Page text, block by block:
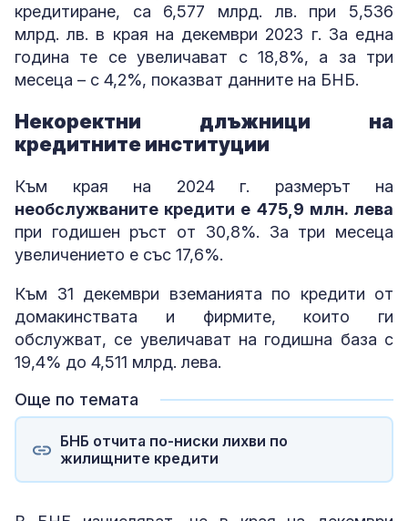
кредитиране, са 6,577 млрд. лв. при 5,536
млрд. лв. в края на декември 2023 г. За една
година те се увеличават с 18,8%, а за три
месеца – с 4,2%, показват данните на БНБ.
Некоректни длъжници на
кредитните институции
Към края на 2024 г. размерът на
необслужваните кредити е 475,9 млн. лева
при годишен ръст от 30,8%. За три месеца
увеличението е със 17,6%.
Към 31 декември вземанията по кредити от
домакинствата и фирмите, които ги
обслужват, се увеличават на годишна база с
19,4% до 4,511 млрд. лева.
Още по темата
БНБ отчита по-ниски лихви по
жилищните кредити